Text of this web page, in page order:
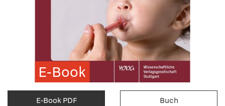
E-Book
E-Book PDF Buch